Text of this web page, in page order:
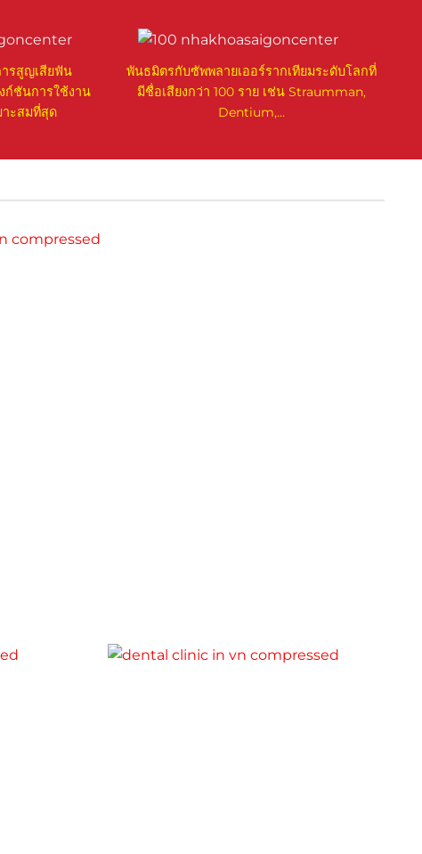
ารสูญเสียฟัน
ก์ชันการใช้งาน
าะสมที่สุด
พันธมิตรกับซัพพลายเออร์รากเทียมระดับโลกที่
มีชื่อเสียงกว่า 100 ราย เช่น Straumman,
Dentium,…